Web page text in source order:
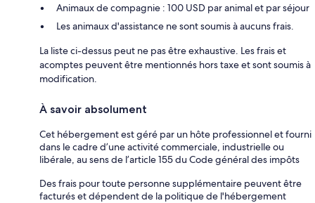
Animaux de compagnie : 100 USD par animal et par séjour
Les animaux d'assistance ne sont soumis à aucuns frais.
La liste ci-dessus peut ne pas être exhaustive. Les frais et
acomptes peuvent être mentionnés hors taxe et sont soumis à
modification.
À savoir absolument
Cet hébergement est géré par un hôte professionnel et fourni
dans le cadre d’une activité commerciale, industrielle ou
libérale, au sens de l’article 155 du Code général des impôts
Des frais pour toute personne supplémentaire peuvent être
facturés et dépendent de la politique de l'hébergement